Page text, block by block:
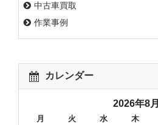
中古車買取
作業事例
カレンダー
2026年8月
月 火 水 木